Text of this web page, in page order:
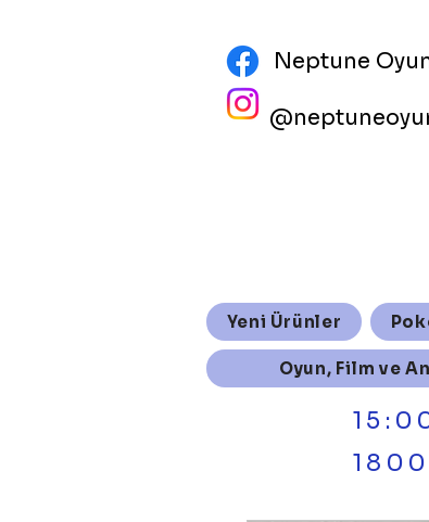
Neptune
Yeni Ürünler
Oyun, Film ve